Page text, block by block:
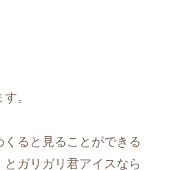
。
ると見ることができる
とガリガリ君アイスなら